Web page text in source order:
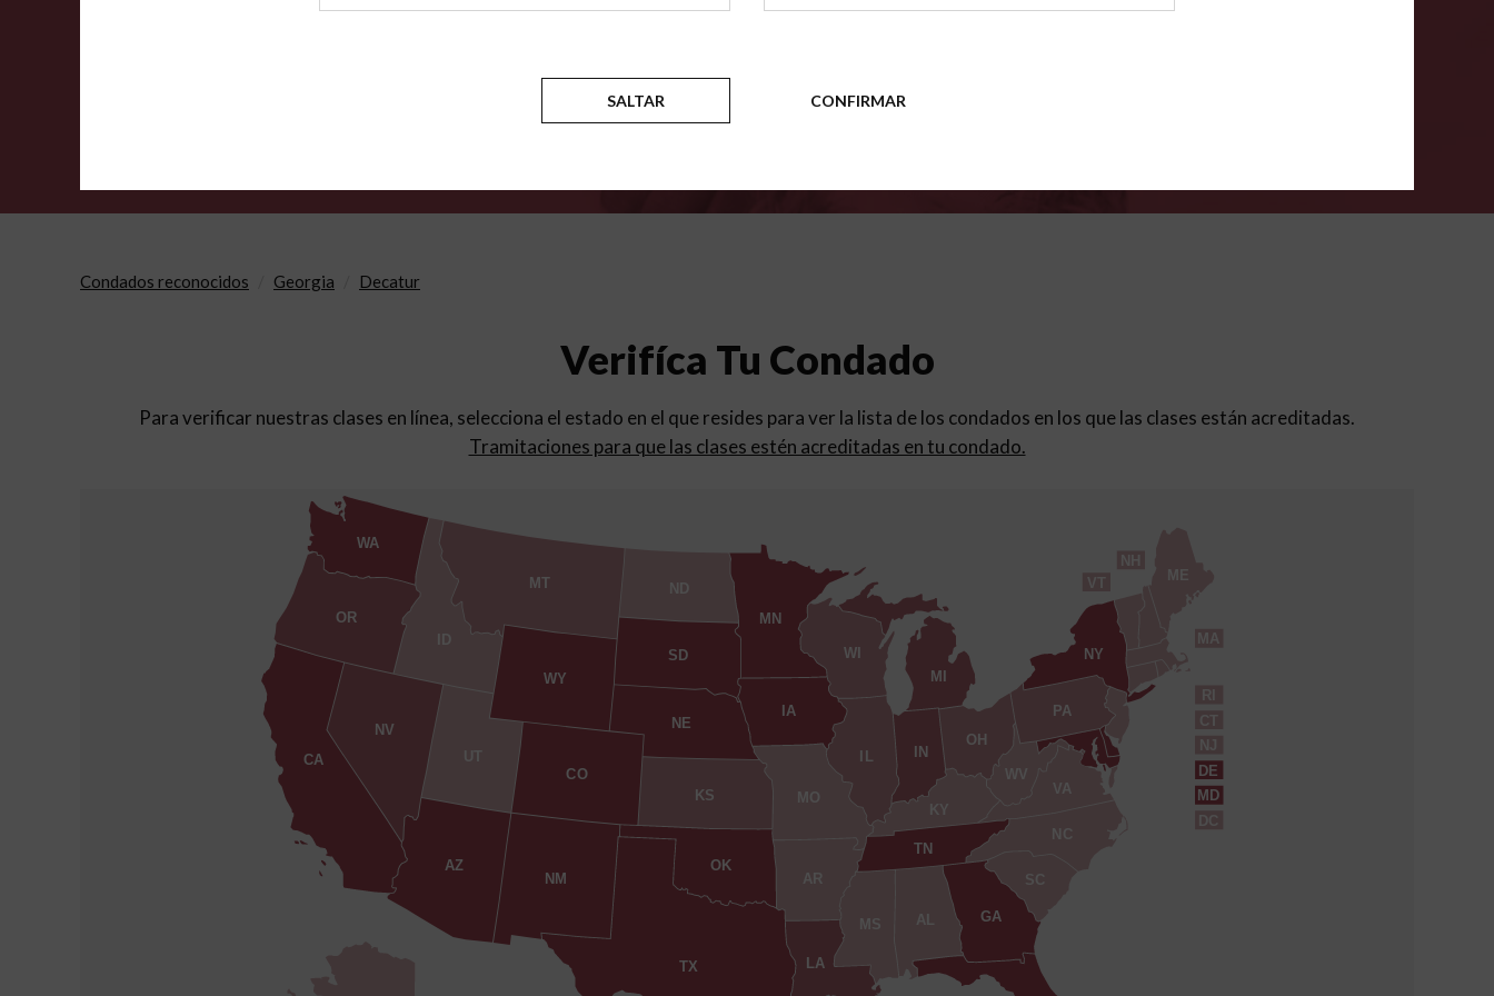
Condados reconocidos Georgia Decatur
Verifíca Tu Condado
Para verificar nuestras clases en línea, selecciona el estado en el que resides para ver la lista de los condados en los que las clases están acreditadas.
Tramitaciones para que las clases estén acreditadas en tu condado.
AL
AZ
AR
CA
CO
CT
DE
DC
GA
ID
IN
IA
KS
KY
LA
ME
MD
MA
MI
MN
MS
MO
MT
NE
NV
NH
NJ
NM
NY
NC
ND
OH
OK
OR
PA
RI
SC
SD
TN
TX
UT
VT
VA
WA
WV
WI
WY
SALTAR CONFIRMAR